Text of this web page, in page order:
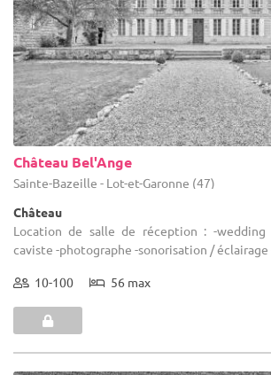
Château Bel'Ange
Sainte-Bazeille - Lot-et-Garonne (47)
Château
Location de salle de réception : -
caviste -photographe -sonorisation /
10-100 56 max